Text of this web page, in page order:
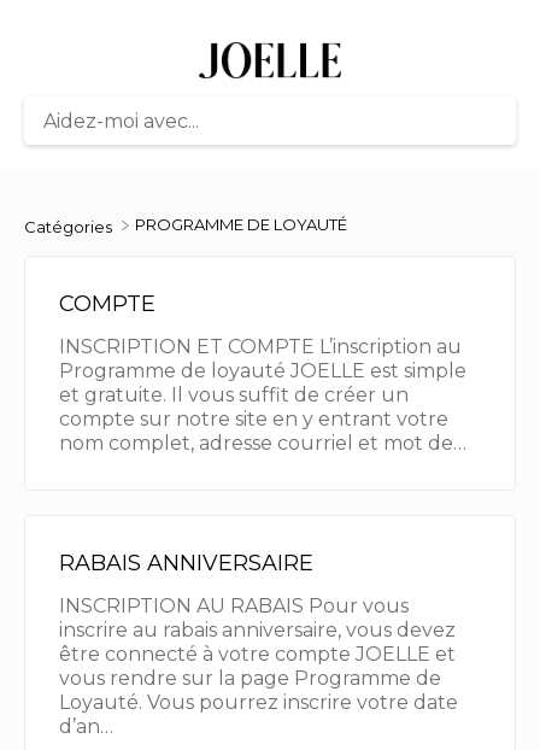
Catégories ​PROGRAMME DE LOYAUTÉ
COMPTE
INSCRIPTION ET COMPTE L’inscription au
Programme de loyauté JOELLE est simple
et gratuite. Il vous suffit de créer un
compte sur notre site en y entrant votre
nom complet, adresse courriel et mot de…
RABAIS ANNIVERSAIRE
INSCRIPTION AU RABAIS Pour vous
inscrire au rabais anniversaire, vous devez
être connecté à votre compte JOELLE et
vous rendre sur la page Programme de
Loyauté. Vous pourrez inscrire votre date
d’an…